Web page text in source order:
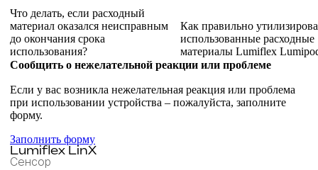
Что делать, если расходный
материал оказался неисправным
до окончания срока
использования?
Как правильно
использованные расходные
материалы Lumiflex
Сообщить о нежелательной реакции или проблеме
Если у вас возникла нежелательная реакция или проблема
при использовании устройства – пожалуйста, заполните
форму.
Заполнить форму
Lumiflex LinX
Сенсор